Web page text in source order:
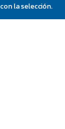
la selección.